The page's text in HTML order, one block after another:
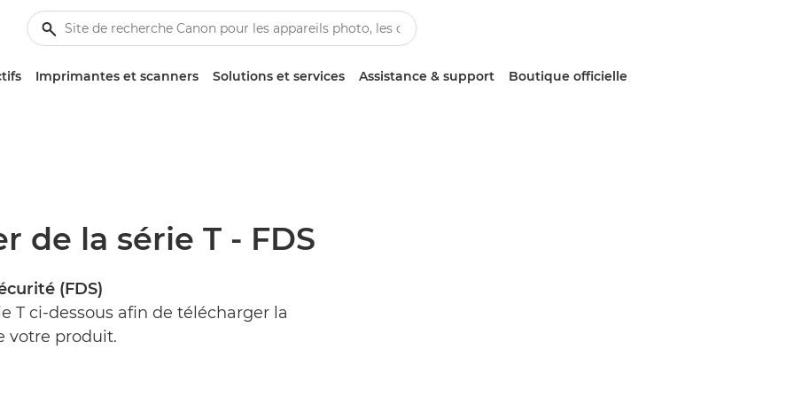
Imprimantes et scanners Solutions et services Assistance & support Boutique officielle
de la série T - FDS
(FDS)
T ci-dessous afin de télécharger la
votre produit.